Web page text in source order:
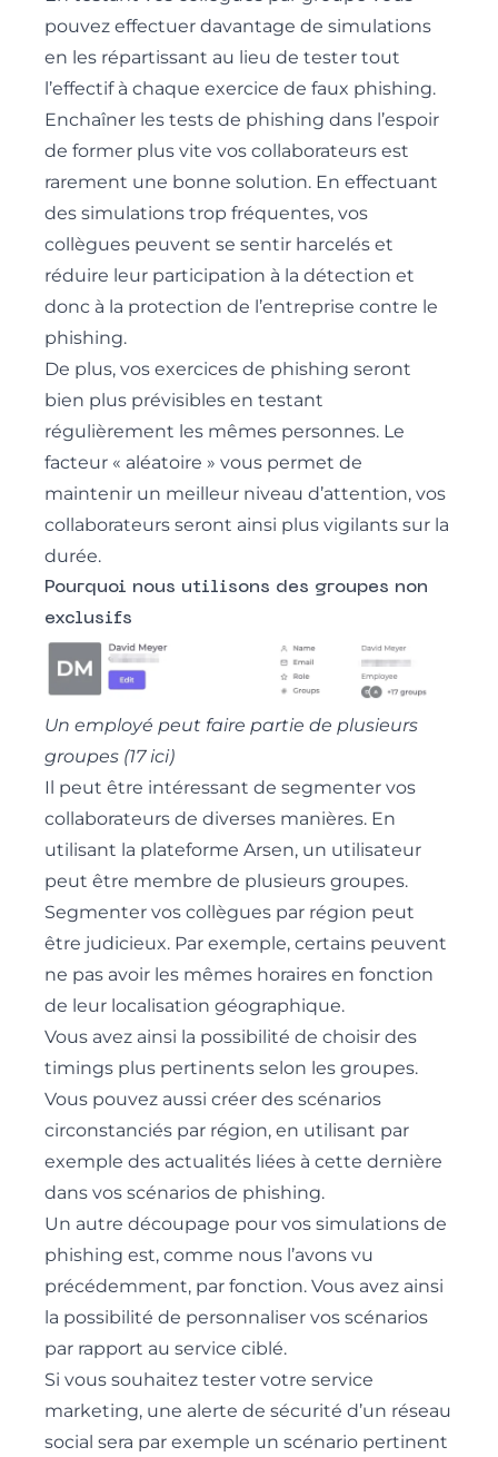
pouvez effectuer davantage de simulations
en les répartissant au lieu de tester tout
l’effectif à chaque exercice de faux phishing.
Enchaîner les tests de phishing dans l’espoir
de former plus vite vos collaborateurs est
rarement une bonne solution. En effectuant
des simulations trop fréquentes, vos
collègues peuvent se sentir harcelés et
réduire leur participation à la détection et
donc à la protection de l’entreprise contre le
phishing.
De plus, vos exercices de phishing seront
bien plus prévisibles en testant
régulièrement les mêmes personnes. Le
facteur « aléatoire » vous permet de
maintenir un meilleur niveau d’attention, vos
collaborateurs seront ainsi plus vigilants sur la
durée.
Pourquoi nous utilisons des groupes non
exclusifs
Un employé peut faire partie de plusieurs
groupes (17 ici)
Il peut être intéressant de segmenter vos
collaborateurs de diverses manières. En
utilisant la plateforme Arsen, un utilisateur
peut être membre de plusieurs groupes.
Segmenter vos collègues par région peut
être judicieux. Par exemple, certains peuvent
ne pas avoir les mêmes horaires en fonction
de leur localisation géographique.
Vous avez ainsi la possibilité de choisir des
timings plus pertinents selon les groupes.
Vous pouvez aussi créer des scénarios
circonstanciés par région, en utilisant par
exemple des actualités liées à cette dernière
dans vos scénarios de phishing.
Un autre découpage pour vos simulations de
phishing est, comme nous l’avons vu
précédemment, par fonction. Vous avez ainsi
la possibilité de personnaliser vos scénarios
par rapport au service ciblé.
Si vous souhaitez tester votre service
marketing, une alerte de sécurité d’un réseau
social sera par exemple un scénario pertinent